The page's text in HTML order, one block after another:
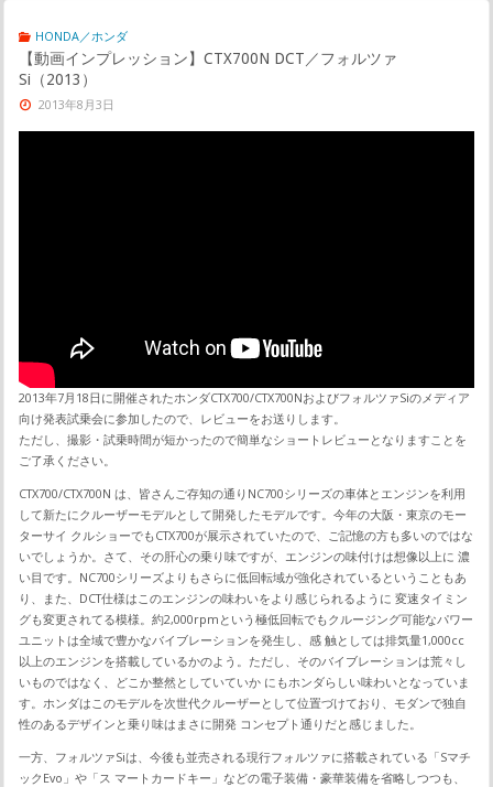
HONDA／ホンダ
【動画インプレッション】CTX700N DCT／フォルツァ
Si（2013）
2013年8月3日
2013年7月18日に開催されたホンダCTX700/CTX700NおよびフォルツァSiのメディア
向け発表試乗会に参加したので、レビューをお送りします。
ただし、撮影・試乗時間が短かったので簡単なショートレビューとなりますことを
ご了承ください。
CTX700/CTX700N は、皆さんご存知の通りNC700シリーズの車体とエンジンを利用
して新たにクルーザーモデルとして開発したモデルです。今年の大阪・東京のモー
ターサイ クルショーでもCTX700が展示されていたので、ご記憶の方も多いのではな
いでしょうか。さて、その肝心の乗り味ですが、エンジンの味付けは想像以上に 濃
い目です。NC700シリーズよりもさらに低回転域が強化されているということもあ
り、また、DCT仕様はこのエンジンの味わいをより感じられるように 変速タイミン
グも変更されてる模様。約2,000rpmという極低回転でもクルージング可能なパワー
ユニットは全域で豊かなバイブレーションを発生し、感 触としては排気量1,000cc
以上のエンジンを搭載しているかのよう。ただし、そのバイブレーションは荒々し
いものではなく、どこか整然としていていか にもホンダらしい味わいとなっていま
す。ホンダはこのモデルを次世代クルーザーとして位置づけており、モダンで独自
性のあるデザインと乗り味はまさに開発 コンセプト通りだと感じました。
一方、フォルツァSiは、今後も並売される現行フォルツァに搭載されている「Sマチ
ックEvo」や「ス マートカードキー」などの電子装備・豪華装備を省略しつつも、